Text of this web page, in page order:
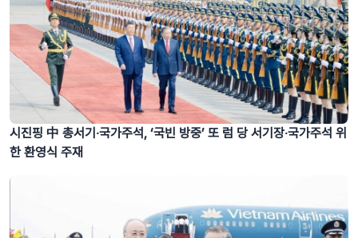
시진핑 中 총서기‧국가주석, ‘국빈 방중’ 또 럼 당 서기장‧국가주석 위
한 환영식 주재